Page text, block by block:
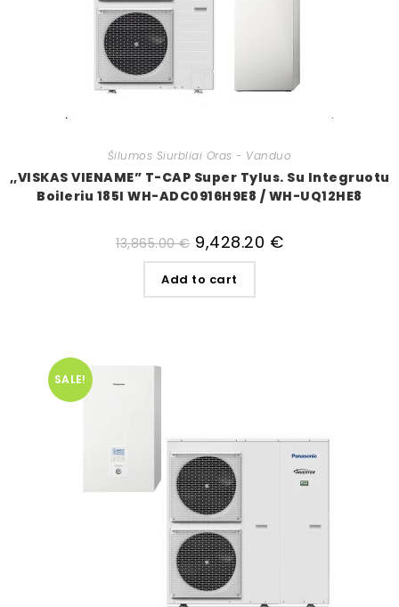
Šilumos Siurbliai Oras - Vanduo
,,VISKAS VIENAME” T-CAP Super Tylus. Su Integruotu
Boileriu 185l WH-ADC0916H9E8 / WH-UQ12HE8
13,865.00€ 9,428.20 €
Add to cart
SALE!